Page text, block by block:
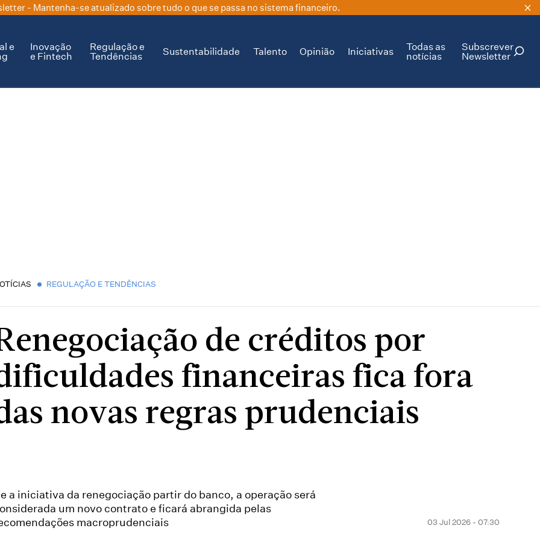
- Mantenha-se atualizado sobre tudo o que se passa no sistema financeiro.
e
Inovação
e Fintech
Regulação e
Tendências
Sustentabilidade Talento Opinião Iniciativas
Todas as
notícias
Subscrever
Newsletter
REGULAÇÃO E TENDÊNCIAS
de créditos por
financeiras fica fora
novas regras prudenciais
a iniciativa da renegociação partir do banco, a operação será
um novo contrato e ficará abrangida pelas
macroprudenciais
03 Jul 2026 - 07:30